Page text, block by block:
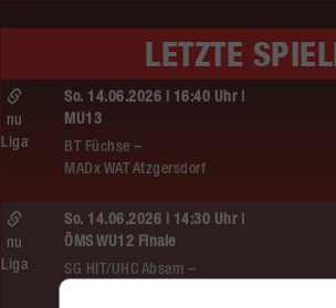
LETZTE
So. 14.06.2026 | 16:40 Uhr |
MU13
BT Füchse –
MADx WAT Atzgersdorf
nu
Liga
So. 14.06.2026 | 14:30 Uhr |
ÖMS WU12 Finale
SG HIT/UHC Absam –
nu
Liga